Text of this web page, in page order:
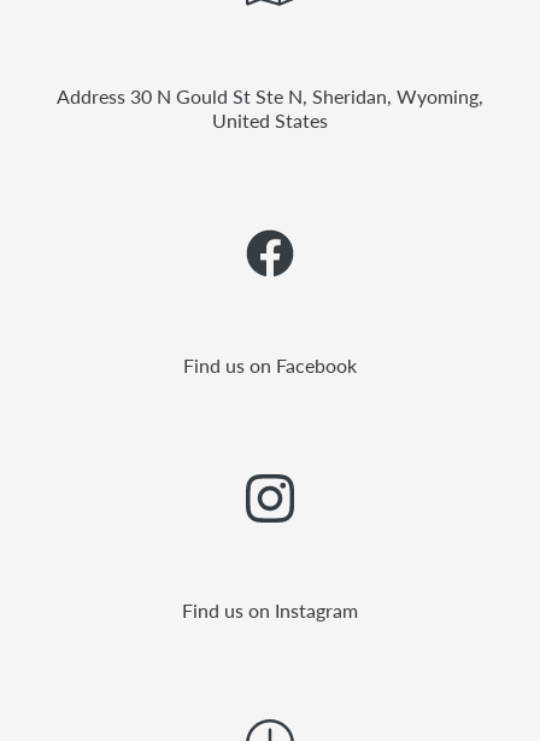
Address 30 N Gould St Ste N, Sheridan, Wyoming,
United States
Find us on Facebook
Find us on Instagram